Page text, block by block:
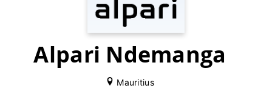
Alpari Ndemanga
Mauritius